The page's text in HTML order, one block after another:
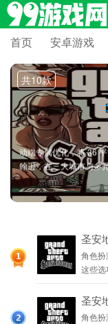
首页 安卓游戏
共10款
当加州的阳光穿透
猎车手：圣安地列斯
动端专属优化，将 36
翰逊，在三大城市与多
圣安
角色扮
这些选
圣安
角色扮